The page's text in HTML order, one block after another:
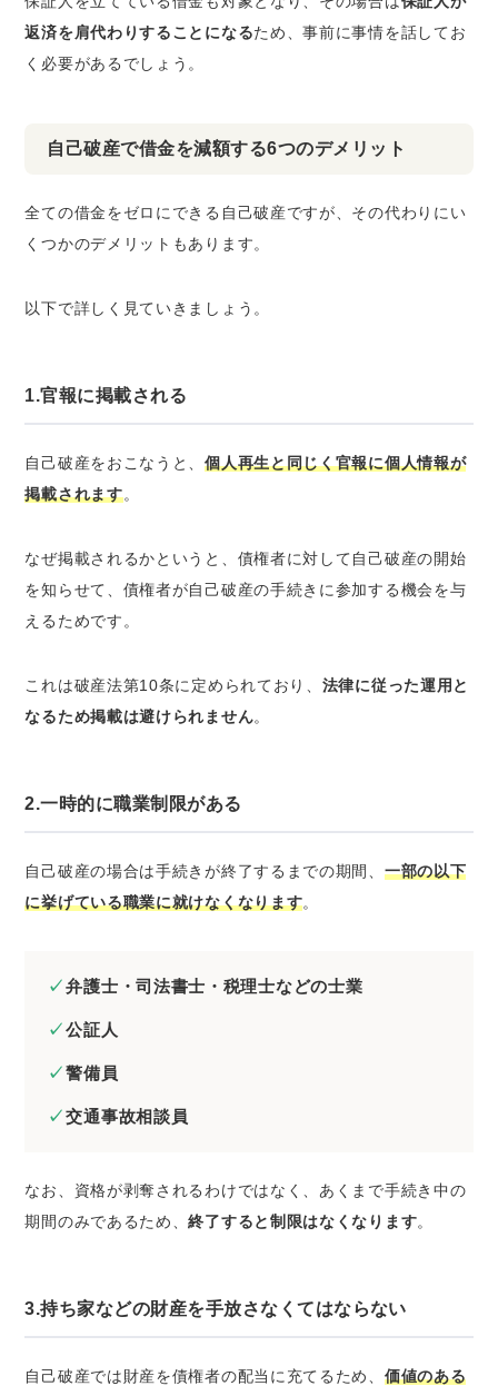
返済を肩代わりすることになるため、事前に事情を話してお
く必要があるでしょう。
自己破産で借金を減額する6つのデメリット
全ての借金をゼロにできる自己破産ですが、その代わりにい
くつかのデメリットもあります。
以下で詳しく見ていきましょう。
1.官報に掲載される
自己破産をおこなうと、個人再生と同じく官報に個人情報が
掲載されます。
なぜ掲載されるかというと、債権者に対して自己破産の開始
を知らせて、債権者が自己破産の手続きに参加する機会を与
えるためです。
これは破産法第10条に定められており、 法律に従った運用と
なるため掲載は避けられません。
2.一時的に職業制限がある
自己破産の場合は手続きが終了するまでの期間、 一部の以下
に挙げている職業に就けなくなります。
弁護士・司法書士・税理士などの士業
公証人
警備員
交通事故相談員
なお、資格が剥奪されるわけではなく、あくまで手続き中の
期間のみであるため、終了すると制限はなくなります。
3.持ち家などの財産を手放さなくてはならない
自己破産では財産を債権者の配当に充てるため、 価値のある